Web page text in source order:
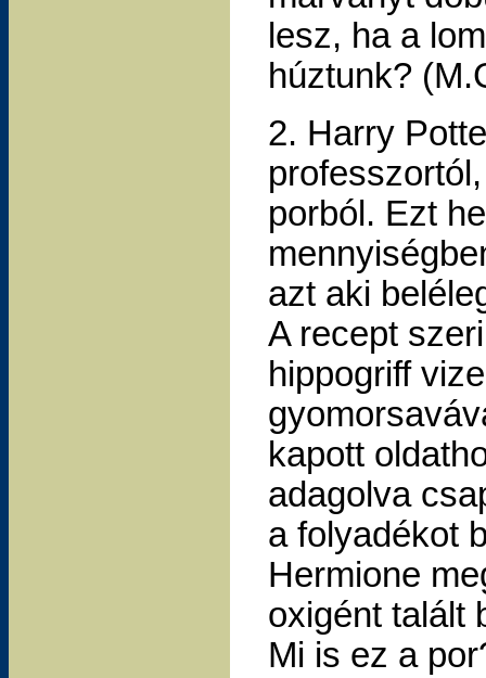
lesz, ha a
húztunk?
2. Harry
porból. Ezt
azt aki
A recept
hippogriff
kapott
adagolva
a folyadékot
Hermione
oxigént talált
Mi is ez a